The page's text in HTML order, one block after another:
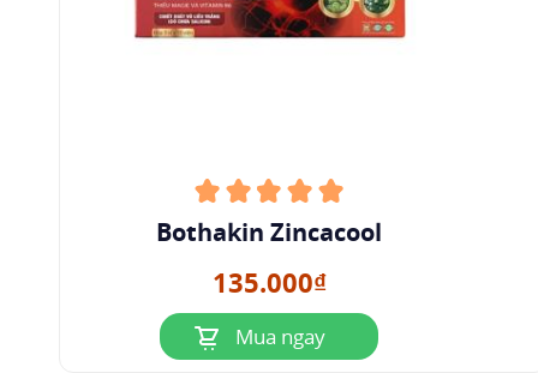
Fursultiaminegiá bao nhiêu?Giá của
fursultiamine phụ thuộc vào hàm lượng, biệt
Bothakin Zincacool
135.000₫
Mua ngay